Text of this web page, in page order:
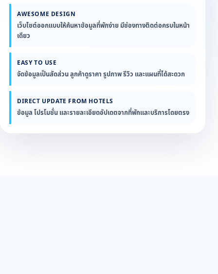
AWESOME DESIGN
เว็บไซต์ออกแบบให้ค้นหาข้อมูลที่พักง่าย มีช่องทางติดต่อครบในหน้า
เดียว
EASY TO USE
จัดข้อมูลเป็นสัดส่วน ลูกค้าดูราคา รูปภาพ รีวิว และแผนที่ได้สะดวก
DIRECT UPDATE FROM HOTELS
ข้อมูล โปรโมชั่น และรายละเอียดอัปเดตจากที่พักและบริการโดยตรง